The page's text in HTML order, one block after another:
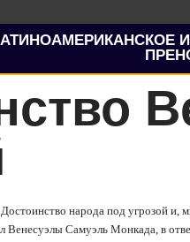
народа под угрозой и,
Венесуэлы Самуэль Монкада, в